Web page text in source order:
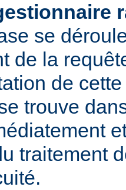
se
de la
de
trouve
traitement